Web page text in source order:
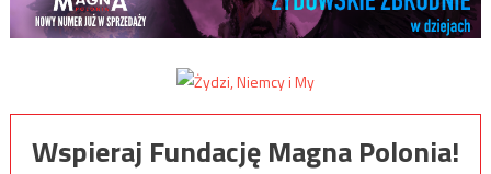
Wspieraj Fundację Magna Polonia!